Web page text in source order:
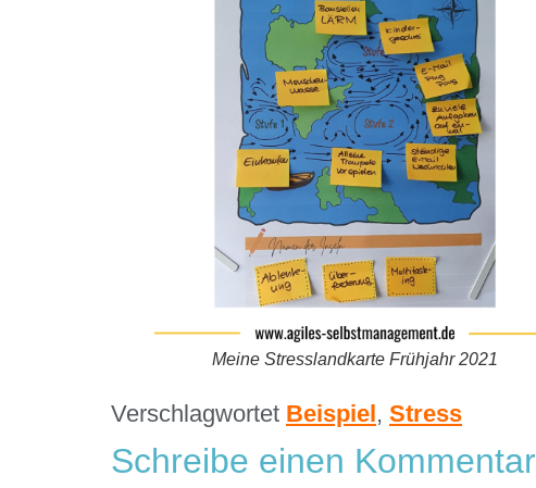
Meine Stresslandkarte Frühjahr 2021
Verschlagwortet Beispiel, Stress
Schreibe einen Kommentar